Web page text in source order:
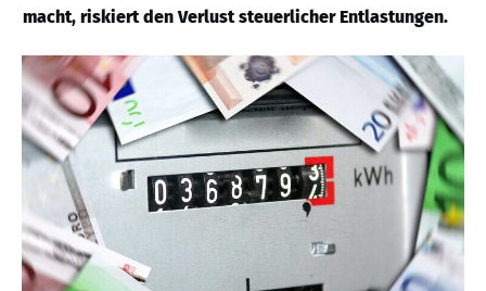
macht, riskiert den Verlust steuerlicher Entlastungen.